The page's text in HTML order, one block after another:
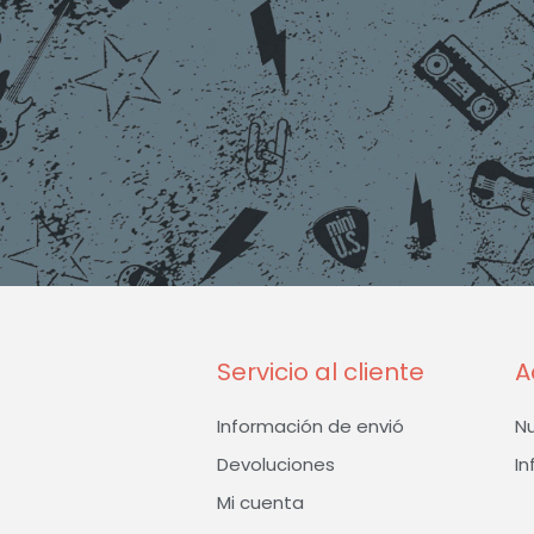
Servicio al cliente
Información de envió
Devoluciones
Mi cuenta